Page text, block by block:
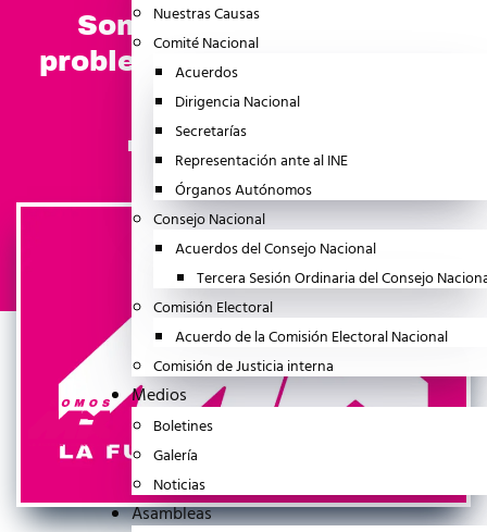
Nuestras Causas
Comité Nacional
Acuerdos
Dirigencia Nacional
Secretarías
Representación ante al INE
Órganos Autónomos
Consejo Nacional
Acuerdos del Consejo Nacional
Tercera Sesión Ordinaria del Consejo
Comisión Electoral
Acuerdo de la Comisión Electoral Nacional
Comisión de Justicia interna
Medios
Boletines
Galería
Noticias
Asambleas
Somos MX avanza sin
problemas de fiscalización
ante el INE
BOLETINES